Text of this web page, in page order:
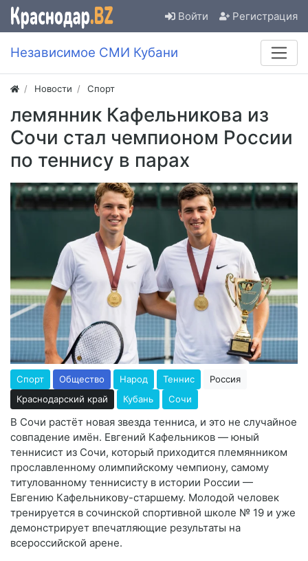
Войти Регистрация
Независимое СМИ Кубани
Новости Спорт
лемянник Кафельникова из
Сочи стал чемпионом России
по теннису в парах
Спорт Общество Народ Теннис
Россия
Краснодарский край
Кубань Сочи
В Сочи растёт новая звезда тенниса, и это не случайное
совпадение имён. Евгений Кафельников — юный
теннисист из Сочи, который приходится племянником
прославленному олимпийскому чемпиону, самому
титулованному теннисисту в истории России —
Евгению Кафельникову-старшему. Молодой человек
тренируется в сочинской спортивной школе № 19 и уже
демонстрирует впечатляющие результаты на
всероссийской арене.